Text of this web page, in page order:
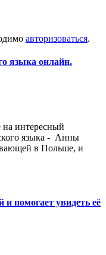
авторизоваться.
языка онлайн.
на интересный
языка - Анны
в Польше, и
помогает увидеть её